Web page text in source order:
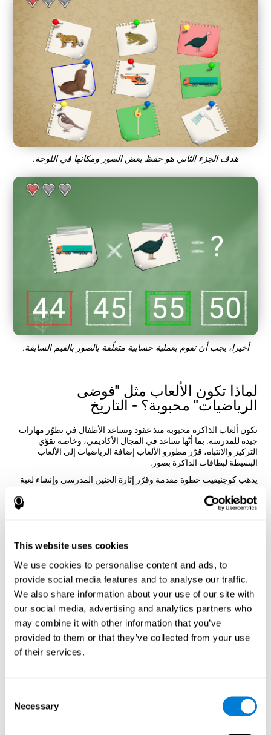
This website uses cookies
We use cookies to personalise content and ads, to
provide social media features and to analyse our traffic.
We also share information about your use of our site with
our social media, advertising and analytics partners who
may combine it with other information that you’ve
provided to them or that they’ve collected from your use
of their services.
Selection
Necessary
هدف الجزء الثاني هو حفظ بعض الصور ومكانها في اللوحة.
أخيرا، يجب أن تقوم بعملية حسابية متعلّقة بالصور بالقيم السابقة.
لماذا تكون الألعاب مثل "فوضى
الرياضيات" محبوبة؟ - التاريخ
تكون ألعاب الذاكرة محبوبة منذ عقود وتساعد الأطفال في تطوّر مهارات
جيدة للمدرسة. بما أنّها تساعد في المجال الأكاديمي، وخاصة تقوّي
التركيز والانتباه، قرّر مطورو الألعاب إضافة الرياضيات إلى الألعاب
البسيطة لبطاقات الذاكرة بصور.
يذهب كوجنيفيت خطوة مقدمة وقرّر إثارة الحنين المدرسي وإنشاء لعبة
اللوحة وأنت تحلّ العمليات الحسابية لا يكون مسلّيا فقط، بل يساعد أيضا
في الاعتراف.
الرياضيات" مهاراتي المعرفية؟
هدف اللعبة فوضى الرياضيات تنبيه القدرات المتعلّقة بالاعتراف والذاركة
غير الشفهية. باللعب تكرارا والتدريب باستمرار، تنبّه الألعاب مثل فوضى
الريضيات لكوجنيفيت نمط التنشيط العصبي الخاص الذي يساعد في إعادة
تنظيم الدوائر العصبية واسترداد الوظائف المعرفية الضعيفة.إنّ تنبيه
مهاراتنا باستمرار قي يساعد في إنشاء نقاط الاشتباك العصبي ال جديدة،
وإعادة تنظيم الدوائر العصبية وتحسين الوظائف المعرفية.
الأسبوع الثالث